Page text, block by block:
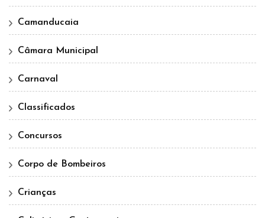
Camanducaia
Câmara Municipal
Carnaval
Classificados
Concursos
Corpo de Bombeiros
Crianças